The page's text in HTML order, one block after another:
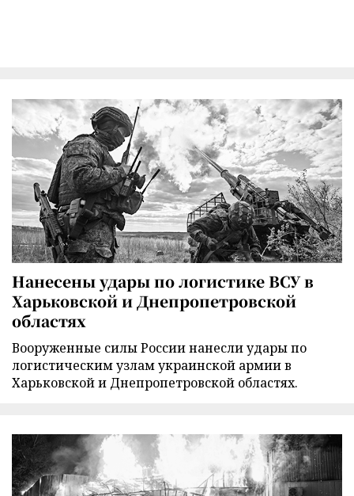
Нанесены удары по логистике ВСУ в
Харьковской и Днепропетровской
областях
Вооруженные силы России нанесли удары по
логистическим узлам украинской армии в
Харьковской и Днепропетровской областях.